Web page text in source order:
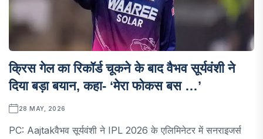
क्रिस गेल का रिकॉर्ड चूकने के बाद वैभव सूर्यवंशी ने
दिया बड़ा बयान, कहा- ‘मेरा फोकस बस …’
28 MAY, 2026
PC: Aajtakवैभव सूर्यवंशी ने IPL 2026 के एलिमिनेटर में सनराइजर्स